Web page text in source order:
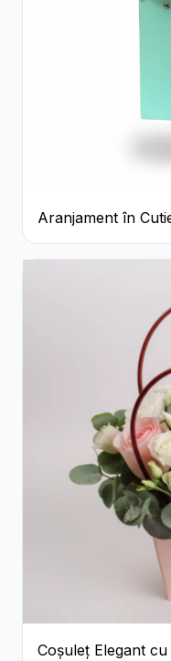
Aranjament în
Trandafiri și
Coșuleț Elegant